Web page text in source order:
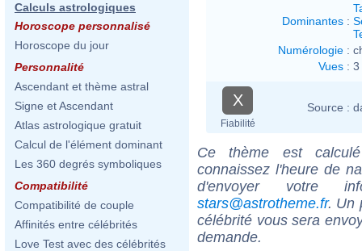
Calculs astrologiques
Horoscope personnalisé
Horoscope du jour
Personnalité
Ascendant et thème astral
Signe et Ascendant
Atlas astrologique gratuit
Calcul de l'élément dominant
Les 360 degrés symboliques
Compatibilité
Compatibilité de couple
Affinités entre célébrités
Love Test avec des célébrités
Dominantes :
Numérologie :
Vues : 3
X
Fiabilité
Source :
Ce thème est
connaissez l'heure de
d'envoyer votre
stars@astrotheme.fr. Un
célébrité vous sera
demande.